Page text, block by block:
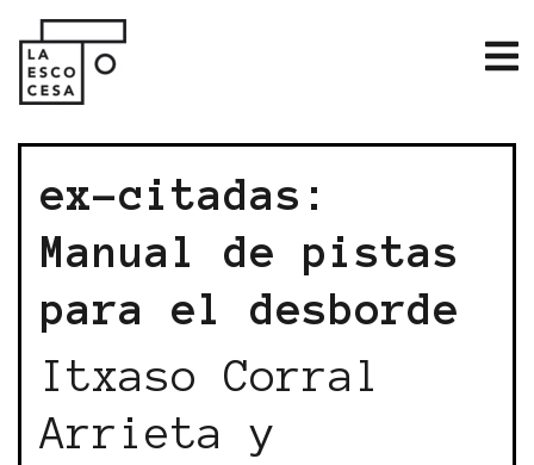
ex-citadas:
Manual de pistas
para el desborde
Itxaso Corral
Arrieta y